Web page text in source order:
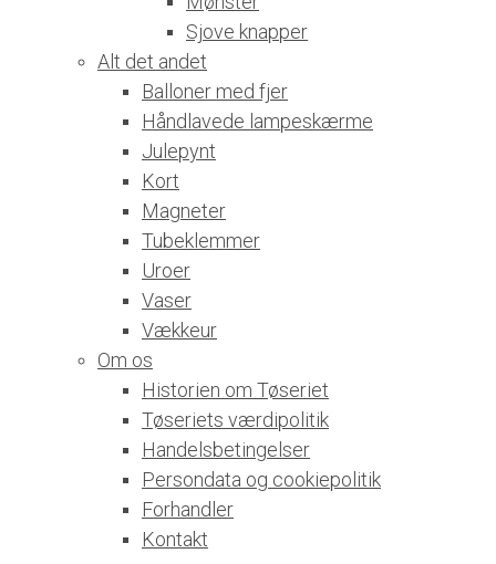
Sjove knapper
Alt det andet
Balloner med fjer
Håndlavede lampeskærme
Julepynt
Kort
Magneter
Tubeklemmer
Uroer
Vaser
Vækkeur
Om os
Historien om Tøseriet
Tøseriets værdipolitik
Handelsbetingelser
Persondata og cookiepolitik
Forhandler
Kontakt